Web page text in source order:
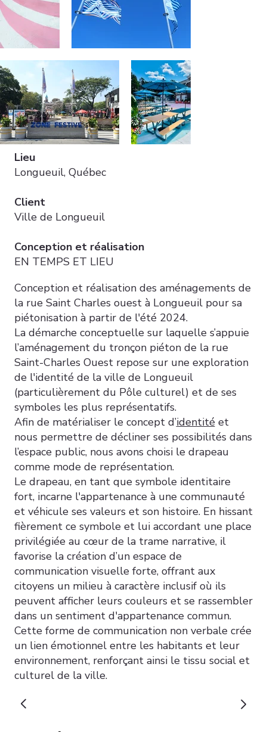
Conception et réalisation des aménagements de
la rue Saint Charles ouest à Longueuil pour sa
piétonisation à partir de l'été 2024.
La démarche conceptuelle sur laquelle s’appuie
l’aménagement du tronçon piéton de la rue
Saint-Charles Ouest repose sur une exploration
de l'identité de la ville de Longueuil
(particulièrement du Pôle culturel) et de ses
symboles les plus représentatifs.
Afin de matérialiser le concept d’identitéet
nous permettre de décliner ses possibilités dans
l’espace public, nous avons choisi le drapeau
comme mode de représentation.
Le drapeau, en tant que symbole identitaire
fort, incarne l'appartenance à une communauté
et véhicule ses valeurs et son histoire. En hissant
fièrement ce symbole et lui accordant une place
privilégiée au cœur de la trame narrative, il
favorise la création d’un espace de
communication visuelle forte, offrant aux
citoyens un milieu à caractère inclusif où ils
peuvent afficher leurs couleurs et se rassembler
dans un sentiment d'appartenance commun.
Cette forme de communication non verbale crée
un lien émotionnel entre les habitants et leur
environnement, renforçant ainsi le tissu social et
culturel de la ville.
Lieu
Longueuil, Québec
Client
Ville de Longueuil
Conception et réalisation
EN TEMPS ET LIEU